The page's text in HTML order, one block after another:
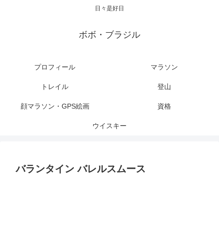
日々是好日
ボボ・ブラジル
プロフィール マラソン
トレイル 登山
顔マラソン・GPS絵画 資格
ウイスキー
バランタイン バレルスムース